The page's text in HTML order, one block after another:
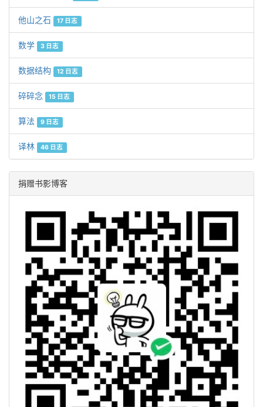
他山之石 17 日志
数学 3 日志
数据结构 12 日志
碎碎念 15 日志
算法 9 日志
译林 46 日志
捐赠书影博客